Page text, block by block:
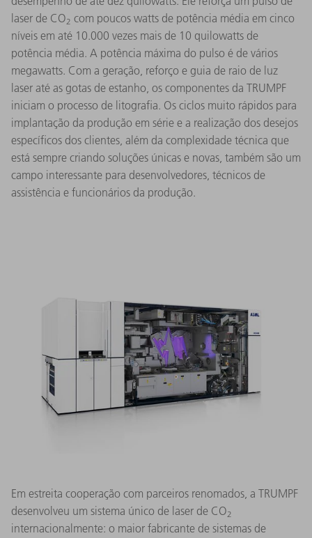
laser de CO2 com poucos watts de potência média em cinco
níveis em até 10.000 vezes mais de 10 quilowatts de
potência média. A potência máxima do pulso é de vários
megawatts. Com a geração, reforço e guia de raio de luz
laser até as gotas de estanho, os componentes da TRUMPF
iniciam o processo de litografia. Os ciclos muito rápidos para
implantação da produção em série e a realização dos desejos
específicos dos clientes, além da complexidade técnica que
está sempre criando soluções únicas e novas, também são um
campo interessante para desenvolvedores, técnicos de
assistência e funcionários da produção.
Em estreita cooperação com parceiros renomados, a TRUMPF
desenvolveu um sistema único de laser de CO2
internacionalmente: o maior fabricante de sistemas de